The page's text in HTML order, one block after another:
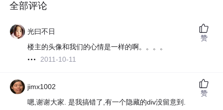
全部评论
光曰不日
楼主的头像和我们的心情是一样的啊。。。。
2011-10-11
赞
jimx1002
嗯,谢谢大家. 是我搞错了,有一个隐藏的div没留意到.
赞